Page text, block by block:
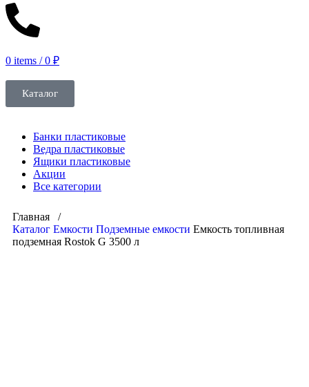
0 items / 0 ₽
Каталог
Банки пластиковые
Ведра пластиковые
Ящики пластиковые
Акции
Все категории
Главная /
Каталог Емкости Подземные емкости Емкость топливная
подземная Rostok G 3500 л